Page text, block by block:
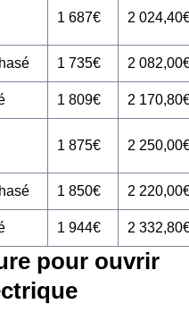
1 687€ 2
1 735€ 2
1 809€ 2
1 875€ 2
1 850€ 2
1 944€ 2
pour ouvrir